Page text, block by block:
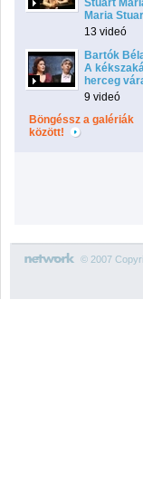
Stuart
Maria
13 videó
Bartók
A
herceg
9 videó
Böngéssz a galériák
között!
© 2007